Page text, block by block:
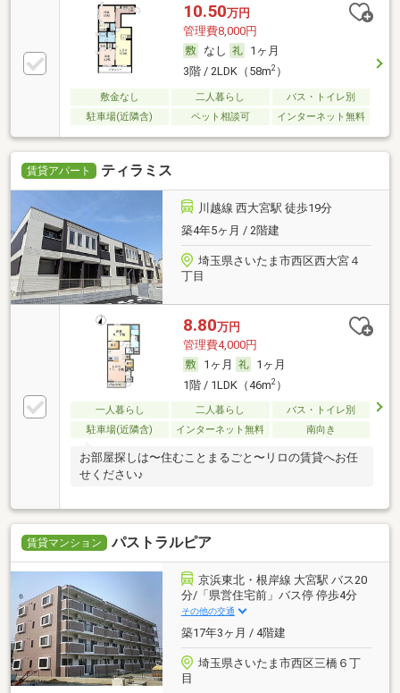
10.50万円
管理費8,000円
なし
1ヶ月
3階 / 2LDK（58m2）
敷金なし 二人暮らし
バス・トイレ別
駐車場(近隣含)
ペット相談可 インターネット無料
賃貸アパート ティラミス
川越線 西大宮駅 徒歩19分
築4年5ヶ月 / 2階建
埼玉県さいたま市西区西大宮４
丁目
8.80万円
管理費4,000円
1ヶ月
1ヶ月
1階 / 1LDK（46m2）
一人暮らし 二人暮らし
バス・トイレ別
駐車場(近隣含)
インターネット無料 南向き
お部屋探しは〜住むことまるごと〜リロの賃貸へお任
せください♪
賃貸マンション パストラルピア
京浜東北・根岸線 大宮駅 バス20
分/「県営住宅前」バス停 停歩4分
その他の交通
築17年3ヶ月 / 4階建
埼玉県さいたま市西区三橋６丁
目